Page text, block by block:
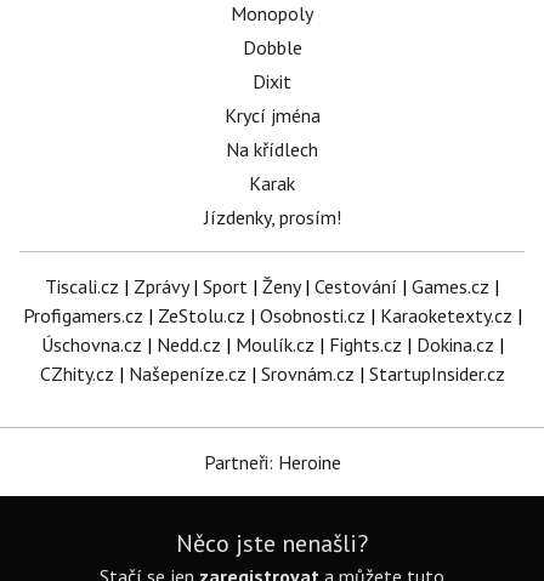
Monopoly
Dobble
Dixit
Krycí jména
Na křídlech
Karak
Jízdenky, prosím!
Tiscali.cz | Zprávy| Sport | Ženy| Cestování | Games.cz |
Profigamers.cz | ZeStolu.cz | Osobnosti.cz | Karaoketexty.cz |
Úschovna.cz | Nedd.cz | Moulík.cz | Fights.cz | Dokina.cz |
CZhity.cz | Našepeníze.cz | Srovnám.cz | StartupInsider.cz
Partneři: Heroine
Něco jste nenašli?
Stačí se jen zaregistrovat a můžete tuto